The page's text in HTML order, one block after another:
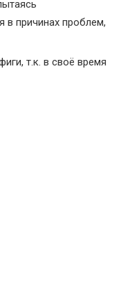
в причинах проблем,
т.к. в своё время